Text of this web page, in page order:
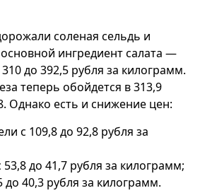
соленая сельдь и
ингредиент салата —
до 392,5 рубля за килограмм.
теперь обойдется в 313,9
Однако есть и снижение цен:
с 109,8 до 92,8 рубля за
до 41,7 рубля за килограмм;
до 40,3 рубля за килограмм.